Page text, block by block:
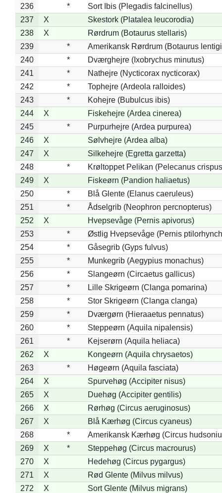
236 *
Sort Ibis (Plegadis falcinellus)
237
X
Skestork (Platalea leucorodia)
238
X
Rørdrum (Botaurus stellaris)
239
*
Amerikansk Rørdrum (Botaurus
240
*
Dværghejre (Ixobrychus minutus)
241
*
Nathejre (Nycticorax nycticorax)
242
*
Tophejre (Ardeola ralloides)
243
*
Kohejre (Bubulcus ibis)
244
X
Fiskehejre (Ardea cinerea)
245
*
Purpurhejre (Ardea purpurea)
246
X
Sølvhejre (Ardea alba)
247
X
Silkehejre (Egretta garzetta)
248
*
Krøltoppet Pelikan (Pelecanus
249
X
Fiskeørn (Pandion haliaetus)
250
*
Blå Glente (Elanus caeruleus)
251
*
Ådselgrib (Neophron percnopterus)
252
X
Hvepsevåge (Pernis apivorus)
253
*
Østlig Hvepsevåge (Pernis
254
*
Gåsegrib (Gyps fulvus)
255
*
Munkegrib (Aegypius monachus)
256
*
Slangeørn (Circaetus gallicus)
257
*
Lille Skrigeørn (Clanga pomarina)
258
*
Stor Skrigeørn (Clanga clanga)
259
*
Dværgørn (Hieraaetus pennatus)
260
*
Steppeørn (Aquila nipalensis)
261
*
Kejserørn (Aquila heliaca)
262
X
Kongeørn (Aquila chrysaetos)
263
*
Høgeørn (Aquila fasciata)
264
X
Spurvehøg (Accipiter nisus)
265
X
Duehøg (Accipiter gentilis)
266
X
Rørhøg (Circus aeruginosus)
267
X
Blå Kærhøg (Circus cyaneus)
268
*
Amerikansk Kærhøg (Circus
269
X *
Steppehøg (Circus macrourus)
270
X
Hedehøg (Circus pygargus)
271
X
Rød Glente (Milvus milvus)
272
X
Sort Glente (Milvus migrans)